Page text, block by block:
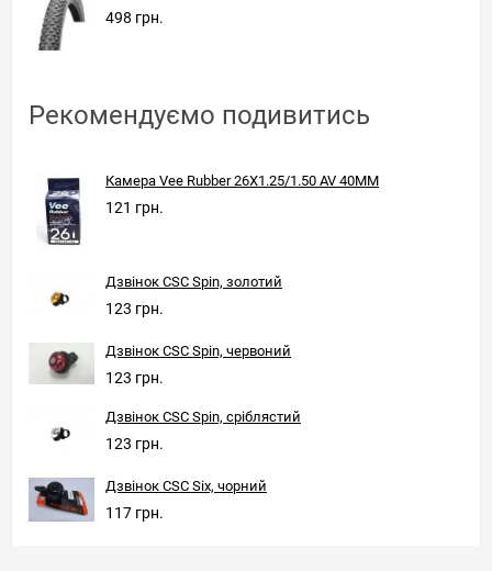
498 грн.
Рекомендуємо подивитись
Камера Vee Rubber 26X1.25/1.50 AV 40MM
121 грн.
Дзвінок CSC Spin, золотий
123 грн.
Дзвінок CSC Spin, червоний
123 грн.
Дзвінок CSC Spin, сріблястий
123 грн.
Дзвінок CSC Six, чорний
117 грн.